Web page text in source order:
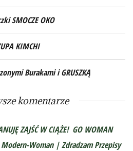
SMOCZE OKO
KIMCHI
Burakami i GRUSZKĄ
komentarze
ZAJŚĆ W CIĄŻE! GO WOMAN
Modern-Woman | Zdradzam Przepisy